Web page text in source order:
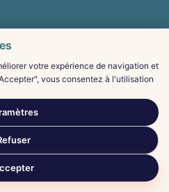
liens affiliés : nous percevons une
sans surcoût pour vous.
votre expérience de navigation et
vous consentez à l'utilisation